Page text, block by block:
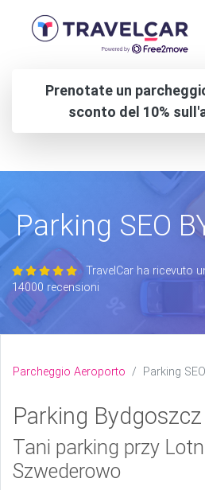
Prenotate un
sconto del 10%
Parking SEO
TravelCar ha ricevuto
14000 recensioni
Parcheggio Aeroporto Parking
Parking
Tani parking przy
Szwederowo